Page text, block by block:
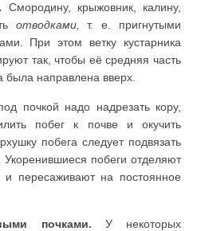
Смородину, крыжовник, калину,
отводками,
т. е. пригнутыми
При этом ветку кустарника
так, чтобы её средняя часть
была направлена вверх.
почкой надо надрезать кору,
побег к почве и окучить
побега следует подвязать
Укоренившиеся побеги отделяют
и пересаживают на постоянное
почками. У некоторых